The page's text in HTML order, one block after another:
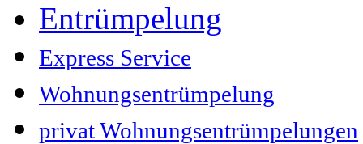
Entrümpelung
Express Service
Wohnungsentrümpelung
privat Wohnungsentrümpelungen